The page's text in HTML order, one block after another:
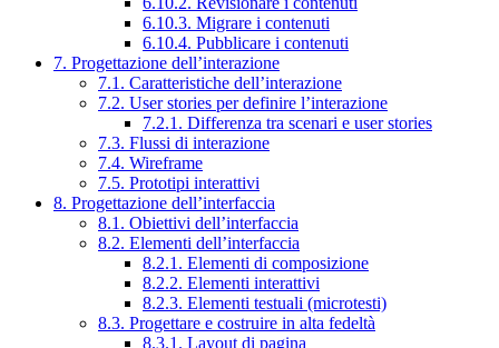
6.10.3. Migrare i contenuti
6.10.4. Pubblicare i contenuti
7. Progettazione dell’interazione
7.1. Caratteristiche dell’interazione
7.2. User stories per definire l’interazione
7.2.1. Differenza tra scenari e user stories
7.3. Flussi di interazione
7.4. Wireframe
7.5. Prototipi interattivi
8. Progettazione dell’interfaccia
8.1. Obiettivi dell’interfaccia
8.2. Elementi dell’interfaccia
8.2.1. Elementi di composizione
8.2.2. Elementi interattivi
8.2.3. Elementi testuali (microtesti)
8.3. Progettare e costruire in alta fedeltà
8.3.1. Layout di pagina